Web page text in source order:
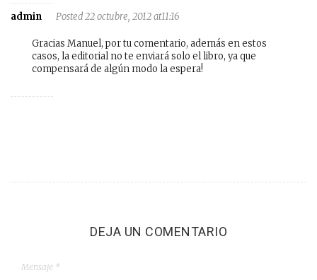
admin Posted 22 octubre, 2012 at11:16
Gracias Manuel, por tu comentario, además en estos
casos, la editorial no te enviará solo el libro, ya que
compensará de algún modo la espera!
DEJA UN COMENTARIO